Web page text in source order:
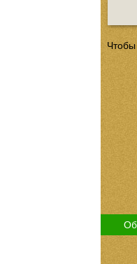
Чтобы